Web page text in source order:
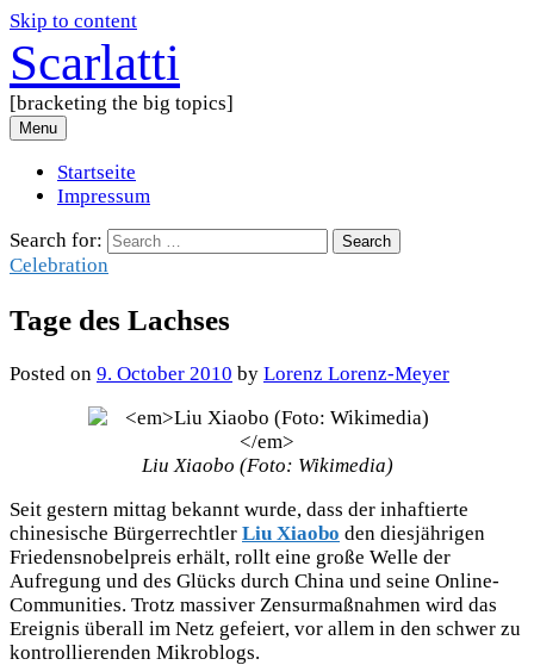
Skip to content
Scarlatti
[bracketing the big topics]
Menu
Startseite
Impressum
Search for:
Celebration
Tage des Lachses
Posted on 9. October 2010 by Lorenz Lorenz-Meyer
Liu Xiaobo (Foto: Wikimedia)
Seit gestern mittag bekannt wurde, dass der inhaftierte
chinesische Bürgerrechtler Liu Xiaobo den diesjährigen
Friedensnobelpreis erhält, rollt eine große Welle der
Aufregung und des Glücks durch China und seine Online-
Communities. Trotz massiver Zensurmaßnahmen wird das
Ereignis überall im Netz gefeiert, vor allem in den schwer zu
kontrollierenden Mikroblogs.